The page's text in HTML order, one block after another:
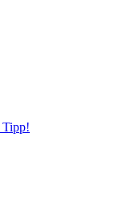
Tipp!